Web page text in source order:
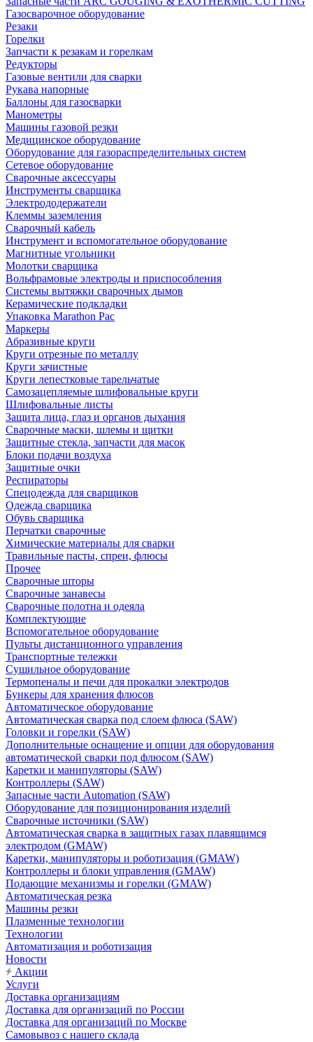
Газосварочное оборудование
Резаки
Горелки
Запчасти к резакам и горелкам
Редукторы
Газовые вентили для сварки
Рукава напорные
Баллоны для газосварки
Манометры
Машины газовой резки
Медицинское оборудование
Оборудование для газораспределительных систем
Сетевое оборудование
Сварочные аксессуары
Инструменты сварщика
Электрододержатели
Клеммы заземления
Сварочный кабель
Инструмент и вспомогательное оборудование
Магнитные угольники
Молотки сварщика
Вольфрамовые электроды и приспособления
Системы вытяжки сварочных дымов
Керамические подкладки
Упаковка Marathon Pac
Маркеры
Абразивные круги
Круги отрезные по металлу
Круги зачистные
Круги лепестковые тарельчатые
Самозацепляемые шлифовальные круги
Шлифовальные листы
Защита лица, глаз и органов дыхания
Сварочные маски, шлемы и щитки
Защитные стекла, запчасти для масок
Блоки подачи воздуха
Защитные очки
Респираторы
Спецодежда для сварщиков
Одежда сварщика
Обувь сварщика
Перчатки сварочные
Химические материалы для сварки
Травильные пасты, спреи, флюсы
Прочее
Сварочные шторы
Сварочные занавесы
Сварочные полотна и одеяла
Комплектующие
Вспомогательное оборудование
Пульты дистанционного управления
Транспортные тележки
Сушильное оборудование
Термопеналы и печи для прокалки электродов
Бункеры для хранения флюсов
Автоматическое оборудование
Автоматическая сварка под слоем флюса (SAW)
Головки и горелки (SAW)
Дополнительные оснащение и опции для оборудования
автоматической сварки под флюсом (SAW)
Каретки и манипуляторы (SAW)
Контроллеры (SAW)
Запасные части Automation (SAW)
Оборудование для позиционирования изделий
Сварочные источники (SAW)
Автоматическая сварка в защитных газах плавящимся
электродом (GMAW)
Каретки, манипуляторы и роботизация (GMAW)
Контроллеры и блоки управления (GMAW)
Подающие механизмы и горелки (GMAW)
Автоматическая резка
Машины резки
Плазменные технологии
Технологии
Автоматизация и роботизация
Новости
Акции
Услуги
Доставка организациям
Доставка для организаций по России
Доставка для организаций по Москве
Самовывоз с нашего склада